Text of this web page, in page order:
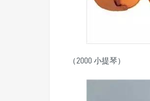
（2000 小提琴）